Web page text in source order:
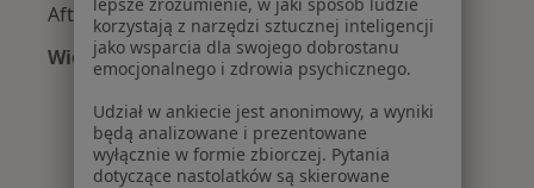
Afta w Piotrkowie Trybunalskim
Więcej (14)
Więcej w kategorii: Najczęście leczone
korzystają z narzędzi sztucznej inteligencji
jako wsparcia dla swojego dobrostanu
emocjonalnego i zdrowia psychicznego.
Udział w ankiecie jest anonimowy, a wyniki
będą analizowane i prezentowane
wyłącznie w formie zbiorczej. Pytania
dotyczące nastolatków są skierowane